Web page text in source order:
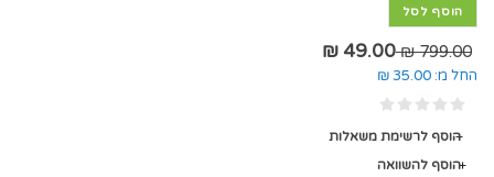
הוסף לסל
799.00 ₪
49.00 ₪
החל מ: 35.00 ₪
הוסף לרשימת משאלות
הוסף להשוואה